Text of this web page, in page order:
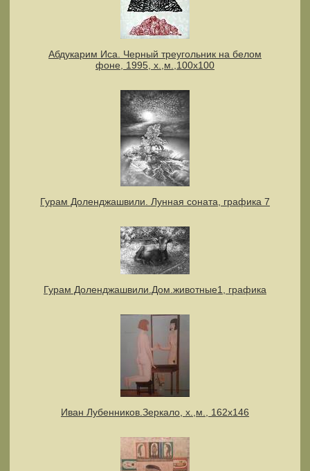
Абдукарим Иса. Черный треугольник на белом
фоне, 1995, х.,м.,100х100
Гурам Доленджашвили. Лунная соната, графика 7
Гурам Доленджашвили.Дом.животные1, графика
Иван Лубенников.Зеркало, х.,м., 162х146